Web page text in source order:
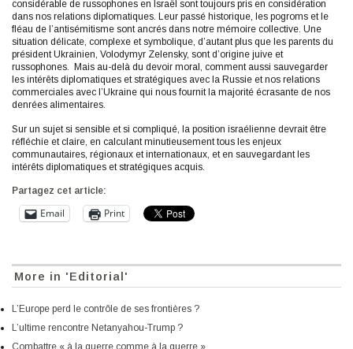
considérable de russophones en Israël sont toujours pris en considération
dans nos relations diplomatiques. Leur passé historique, les pogroms et le
fléau de l’antisémitisme sont ancrés dans notre mémoire collective. Une
situation délicate, complexe et symbolique, d’autant plus que les parents du
président Ukrainien, Volodymyr Zelensky, sont d’origine juive et
russophones. Mais au-delà du devoir moral, comment aussi sauvegarder
les intérêts diplomatiques et stratégiques avec la Russie et nos relations
commerciales avec l’Ukraine qui nous fournit la majorité écrasante de nos
denrées alimentaires.
Sur un sujet si sensible et si compliqué, la position israélienne devrait être
réfléchie et claire, en calculant minutieusement tous les enjeux
communautaires, régionaux et internationaux, et en sauvegardant les
intérêts diplomatiques et stratégiques acquis.
Partagez cet article:
Email Print
More in 'Editorial'
L’Europe perd le contrôle de ses frontières ?
L’ultime rencontre Netanyahou-Trump ?
Combattre « à la guerre comme à la guerre »